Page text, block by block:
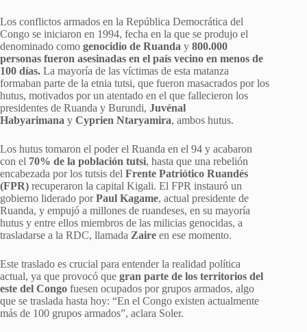
Los conflictos armados en la República Democrática del
Congo se iniciaron en 1994, fecha en la que se produjo el
denominado como genocidio de Ruanda y 800.000
personas fueron asesinadas en el país vecino en menos de
100 días. La mayoría de las víctimas de esta matanza
formaban parte de la etnia tutsi, que fueron masacrados por los
hutus, motivados por un atentado en el que fallecieron los
presidentes de Ruanda y Burundi, Juvénal
Habyarimana y Cyprien Ntaryamira, ambos hutus.
Los hutus tomaron el poder el Ruanda en el 94 y acabaron
con el 70% de la población tutsi, hasta que una rebelión
encabezada por los tutsis del Frente Patriótico Ruandés
(FPR) recuperaron la capital Kigali. El FPR instauró un
gobierno liderado porPaul Kagame, actual presidente de
Ruanda, y empujó a millones de ruandeses, en su mayoría
hutus y entre ellos miembros de las milicias genocidas, a
trasladarse a la RDC, llamada Zaire en ese momento.
Este traslado es crucial para entender la realidad política
actual, ya que provocó que gran parte de los territorios del
este del Congo fuesen ocupados por grupos armados, algo
que se traslada hasta hoy: “En el Congo existen actualmente
más de 100 grupos armados”, aclara Soler.